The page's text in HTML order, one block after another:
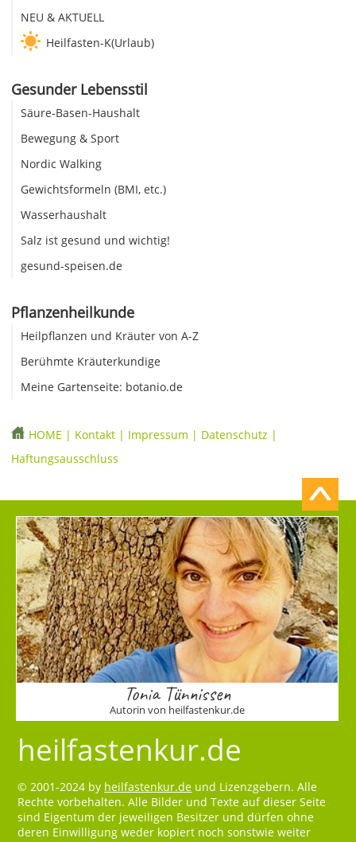
NEU & AKTUELL
Heilfasten-K(Urlaub)
Gesunder Lebensstil
Säure-Basen-Haushalt
Bewegung & Sport
Nordic Walking
Gewichtsformeln (BMI, etc.)
Wasserhaushalt
Salz ist gesund und wichtig!
gesund-speisen.de
Pflanzenheilkunde
Heilpflanzen und Kräuter von A-Z
Berühmte Kräuterkundige
Meine Gartenseite: botanio.de
HOME | Kontakt | Impressum | Datenschutz |
Haftungsausschluss
Tonia Tünnissen
Autorin von heilfastenkur.de
heilfastenkur.de
© 2001-2024 by heilfastenkur.de und Lizenzgebern. Alle
Rechte vorbehalten. Alle Bilder und Texte auf dieser Seite
sind Eigentum der jeweiligen Besitzer und dürfen ohne
deren Einwilligung weder kopiert noch sonstwie weiter